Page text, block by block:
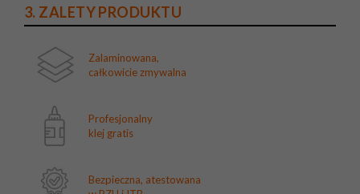
3. ZALETY PRODUKTU
Zalaminowana,
całkowicie zmywalna
Profesjonalny
klej gratis
Bezpieczna, atestowana